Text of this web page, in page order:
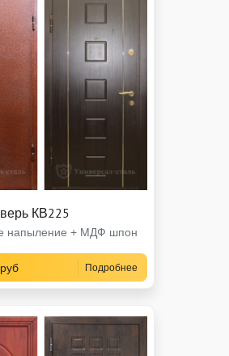
КВ225
напыление + МДФ шпон
руб Подробнее